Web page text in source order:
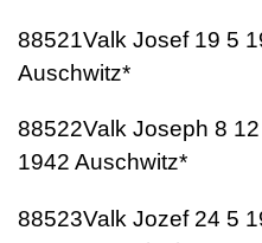
88521Valk Josef 19 5
Auschwitz*
88522Valk Joseph 8
1942 Auschwitz*
88523Valk Jozef 24 5